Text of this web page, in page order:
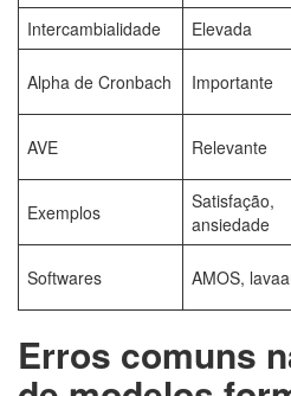
Intercambialidade Elevada
Alpha de Cronbach Importante
AVE Relevante
Exemplos
Satisfação,
ansiedade
Softwares AMOS,
Erros comuns